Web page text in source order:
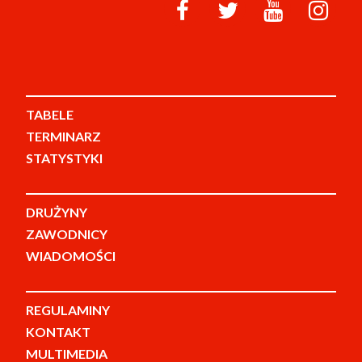
TABELE
TERMINARZ
STATYSTYKI
DRUŻYNY
ZAWODNICY
WIADOMOŚCI
REGULAMINY
KONTAKT
MULTIMEDIA